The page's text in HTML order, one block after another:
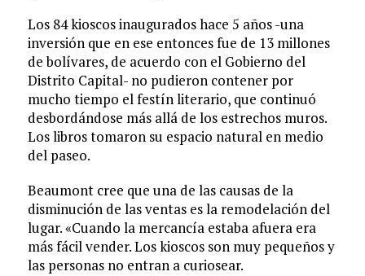
Los 84 kioscos inaugurados hace 5 años -una
inversión que en ese entonces fue de 13 millones
de bolívares, de acuerdo con el Gobierno del
Distrito Capital- no pudieron contener por
mucho tiempo el festín literario, que continuó
desbordándose más allá de los estrechos muros.
Los libros tomaron su espacio natural en medio
del paseo.
Beaumont cree que una de las causas de la
disminución de las ventas es la remodelación del
lugar. «Cuando la mercancía estaba afuera era
más fácil vender. Los kioscos son muy pequeños y
las personas no entran a curiosear.